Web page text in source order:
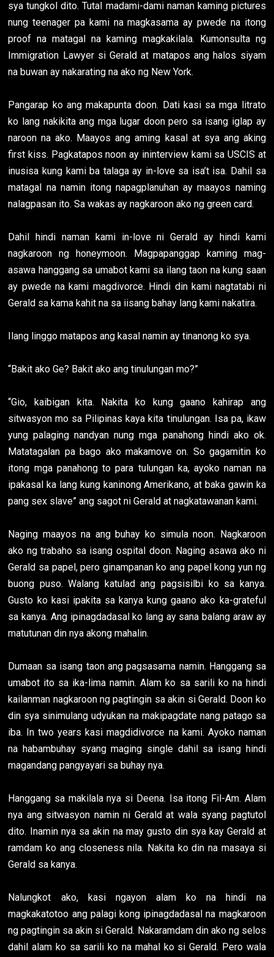
sya tungkol dito. Tutal madami-dami naman kaming pictures
nung teenager pa kami na magkasama ay pwede na itong
proof na matagal na kaming magkakilala. Kumonsulta ng
Immigration Lawyer si Gerald at matapos ang halos siyam
na buwan ay nakarating na ako ng New York.
Pangarap ko ang makapunta doon. Dati kasi sa mga litrato
ko lang nakikita ang mga lugar doon pero sa isang iglap ay
naroon na ako. Maayos ang aming kasal at sya ang aking
first kiss. Pagkatapos noon ay ininterview kami sa USCIS at
inusisa kung kami ba talaga ay in-love sa isa’t isa. Dahil sa
matagal na namin itong napagplanuhan ay maayos naming
nalagpasan ito. Sa wakas ay nagkaroon ako ng green card.
Dahil hindi naman kami in-love ni Gerald ay hindi kami
nagkaroon ng honeymoon. Magpapanggap kaming mag-
asawa hanggang sa umabot kami sa ilang taon na kung saan
ay pwede na kami magdivorce. Hindi din kami nagtatabi ni
Gerald sa kama kahit na sa iisang bahay lang kami nakatira.
Ilang linggo matapos ang kasal namin ay tinanong ko sya.
“Bakit ako Ge? Bakit ako ang tinulungan mo?”
“Gio, kaibigan kita. Nakita ko kung gaano kahirap ang
sitwasyon mo sa Pilipinas kaya kita tinulungan. Isa pa, ikaw
yung palaging nandyan nung mga panahong hindi ako ok.
Matatagalan pa bago ako makamove on. So gagamitin ko
itong mga panahong to para tulungan ka, ayoko naman na
ipakasal ka lang kung kaninong Amerikano, at baka gawin ka
pang sex slave” ang sagot ni Gerald at nagkatawanan kami.
Naging maayos na ang buhay ko simula noon. Nagkaroon
ako ng trabaho sa isang ospital doon. Naging asawa ako ni
Gerald sa papel, pero ginampanan ko ang papel kong yun ng
buong puso. Walang katulad ang pagsisilbi ko sa kanya.
Gusto ko kasi ipakita sa kanya kung gaano ako ka-grateful
sa kanya. Ang ipinagdadasal ko lang ay sana balang araw ay
matutunan din nya akong mahalin.
Dumaan sa isang taon ang pagsasama namin. Hanggang sa
umabot ito sa ika-lima namin. Alam ko sa sarili ko na hindi
kailanman nagkaroon ng pagtingin sa akin si Gerald. Doon ko
din sya sinimulang udyukan na makipagdate nang patago sa
iba. In two years kasi magdidivorce na kami. Ayoko naman
na habambuhay syang maging single dahil sa isang hindi
magandang pangyayari sa buhay nya.
Hanggang sa makilala nya si Deena. Isa itong Fil-Am. Alam
nya ang sitwasyon namin ni Gerald at wala syang pagtutol
dito. Inamin nya sa akin na may gusto din sya kay Gerald at
ramdam ko ang closeness nila. Nakita ko din na masaya si
Gerald sa kanya.
Nalungkot ako, kasi ngayon alam ko na hindi na
magkakatotoo ang palagi kong ipinagdadasal na magkaroon
ng pagtingin sa akin si Gerald. Nakaramdam din ako ng selos
dahil alam ko sa sarili ko na mahal ko si Gerald. Pero wala